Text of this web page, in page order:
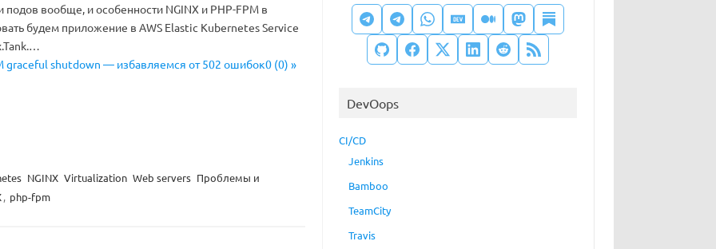
подов вообще, и особенности NGINX и PHP-FPM в
будем приложение в AWS Elastic Kubernetes Service
graceful shutdown — избавляемся от 502 ошибок0 (0) »
NGINX Virtualization Web servers Проблемы и
, php-fpm
DevOops
CI/CD
Jenkins
Bamboo
TeamCity
Travis